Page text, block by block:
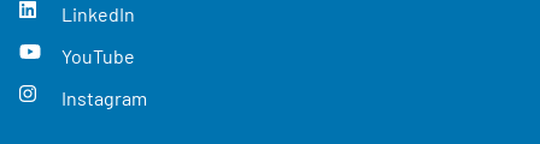
LinkedIn
YouTube
Instagram